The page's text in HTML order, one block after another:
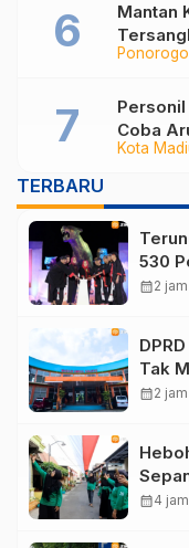
Ponorogo
Mantan
Utang
Kota
Personil
Coba
Madiun
TERBARU
530
calendar_month2
Tak
calendar_month2
Jalan
calendar_month4